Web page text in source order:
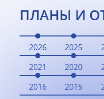
ПЛАНЫ И
2026 2025
2021
2020
2016
2015